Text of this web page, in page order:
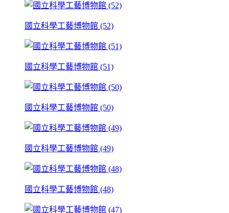
國立科學工藝博物館 (52)
國立科學工藝博物館 (51)
國立科學工藝博物館 (50)
國立科學工藝博物館 (49)
國立科學工藝博物館 (48)